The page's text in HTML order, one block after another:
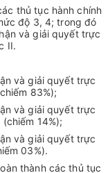
thủ tục hành chính
độ 3, 4; trong đó
và giải quyết trực
II.
và giải quyết trực
83%);
và giải quyết trực
14%);
và giải quyết trực
03%).
thành các thủ tục